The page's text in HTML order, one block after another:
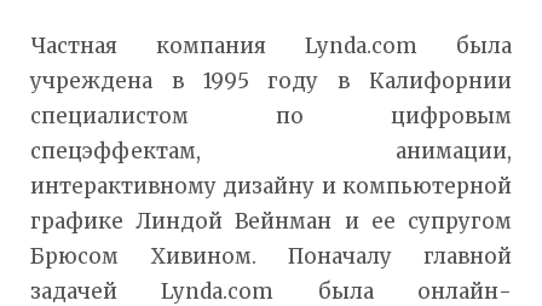
Частная компания Lynda.com была
учреждена в 1995 году в Калифорнии
специалистом по цифровым
спецэффектам, анимации,
интерактивному дизайну и компьютерной
графике Линдой Вейнман и ее супругом
Брюсом Хивином. Поначалу главной
задачей Lynda.com была онлайн-